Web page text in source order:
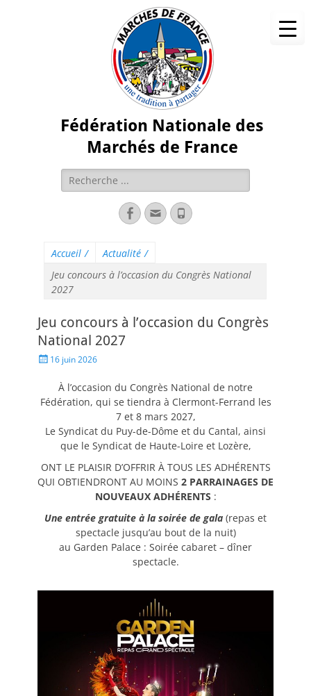
Fédération Nationale des
Marchés de France
Accueil / Actualité /
Jeu concours à l’occasion du Congrès National
2027
Jeu concours à l’occasion du Congrès
National 2027
16 juin 2026
À l’occasion du Congrès National de notre
Fédération, qui se tiendra à Clermont-Ferrand les
7 et 8 mars 2027,
Le Syndicat du Puy-de-Dôme et du Cantal, ainsi
que le Syndicat de Haute-Loire et Lozère,
ONT LE PLAISIR D’OFFRIR À TOUS LES ADHÉRENTS
QUI OBTIENDRONT AU MOINS 2 PARRAINAGES DE
NOUVEAUX ADHÉRENTS :
Une entrée gratuite à la soirée de gala (repas et
spectacle jusqu’au bout de la nuit)
au Garden Palace : Soirée cabaret – dîner
spectacle.